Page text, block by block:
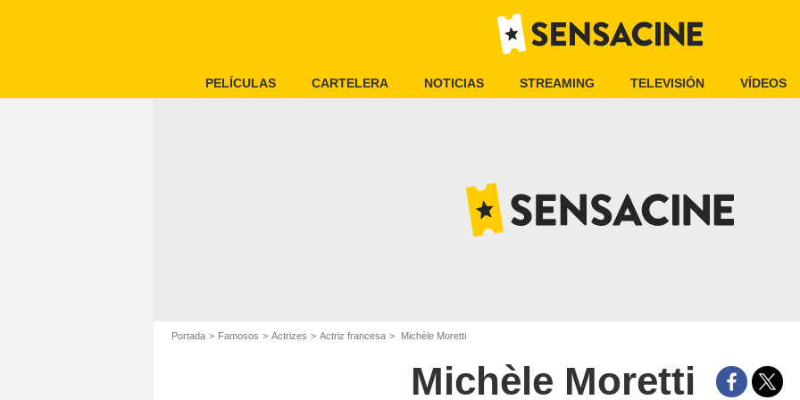
PELÍCULAS CARTELERA NOTICIAS STREAMING TELEVISIÓN VÍDEOS
Portada Famosos Actrizes Actriz francesa Michèle Moretti
Michèle Moretti